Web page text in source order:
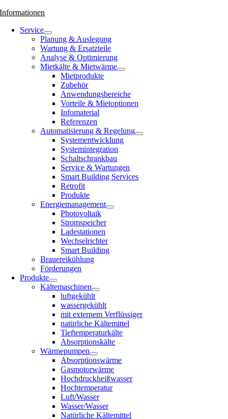
Informationen
Service
Planung & Auslegung
Wartung & Ersatzteile
Analyse & Optimierung
Mietkälte & Mietwärme
Mietprodukte
Zubehör
Anwendungsbereiche
Vorteile & Mietoptionen
Infomaterial
Referenzen
Automatisierung & Regelung
Systementwicklung
Systemintegration
Schaltschrankbau
Service & Wartungen
Smart Building Services
Retrofit
Produkte
Energiemanagement
Photovoltaik
Stromspeicher
Ladestationen
Wechselrichter
Smart Building
Brauereikühlung
Förderungen
Produkte
Kältemaschinen
luftgekühlt
wassergekühlt
mit externem Verflüssiger
natürliche Kältemittel
Tieftemperaturkälte
Absorptionskälte
Wärmepumpen
Absorptionswärme
Gasmotorwärme
Hochdruckheißwasser
Hochtemperatur
Luft/Wasser
Wasser/Wasser
Natürliche Kältemittel